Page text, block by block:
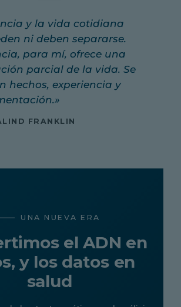
y la vida cotidiana
ni deben separarse.
para mí, ofrece una
parcial de la vida. Se
hechos, experiencia y
FRANKLIN
UNA NUEVA ERA
el ADN en
y los datos en
salud